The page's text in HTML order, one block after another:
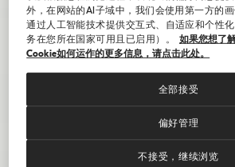
外，在网站的AI子域中，我们会使用第一方的
通过人工智能技术提供交互式、自适应和个性
务在您所在国家可用且已启用）。
如果您想了
Cookie如何运作的更多信息，请点击此处。
偏好管理
不接受，继续浏览
全部接受